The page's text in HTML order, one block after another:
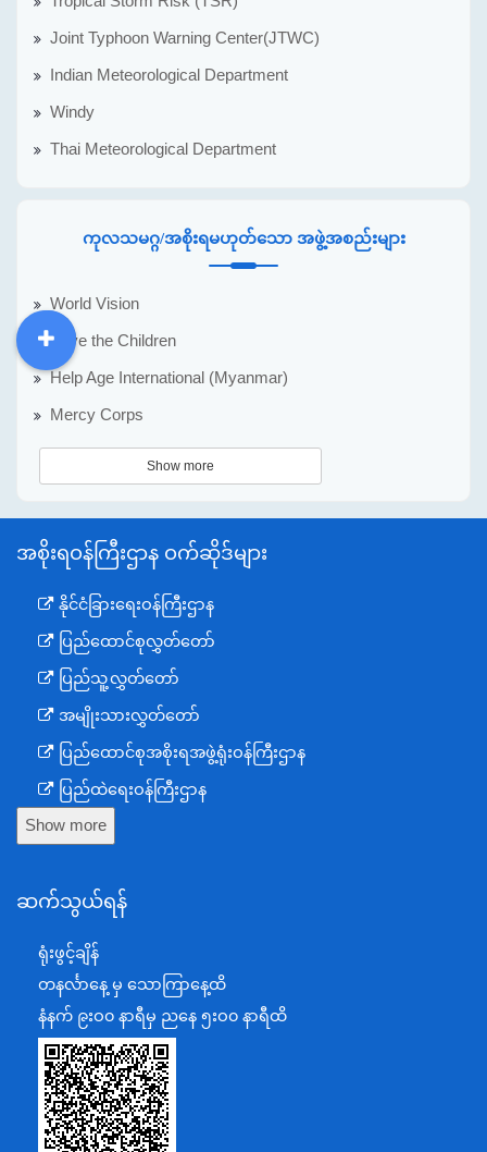
Joint Typhoon Warning Center(JTWC)
Indian Meteorological Department
Windy
Thai Meteorological Department
ကုလသမဂ္ဂ/အစိုးရမဟုတ်သော အဖွဲ့အစည်းများ
World Vision
Save the Children
Help Age International (Myanmar)
Mercy Corps
Show more
အစိုးရဝန်ကြီးဌာန ဝက်ဆိုဒ်များ
နိုင်ငံခြားရေးဝန်ကြီးဌာန
ပြည်ထောင်စုလွှတ်တော်
ပြည်သူ့လွှတ်တော်
အမျိုးသားလွှတ်တော်
ပြည်ထောင်စုအစိုးရအဖွဲ့ရုံးဝန်ကြီးဌာန
ပြည်ထဲရေးဝန်ကြီးဌာန
ကာကွယ်ရေးဝန်ကြီးဌာန
စီမံကိန်း၊ဘဏ္ဍာရေးနှင့်စက်မှုဝန်ကြီးဌာန
အပြည်ပြည်ဆိုင်ရာပူးပေါင်းဆောင်ရွက်ရေးဝန်ကြီးဌာန
ပြန်ကြားရေးဝန်ကြီးဌာန
သာသနာရေးနှင့် ယဉ်ကျေးမှုဝန်ကြီးဌာန
စိုက်ပျိုးရေး၊မွေးမြူရေးနှင့်ဆည်မြောင်းဝန်ကြီးဌာန
ပို့ဆောင်ရေးနှင့်ဆက်သွယ်ရေးဝန်ကြီးဌာန
Show more
ဆက်သွယ်ရန်
ရုံးဖွင့်ချိန်
တနင်္လာနေ့ မှ သောကြာနေ့ထိ
နံနက် ၉းဝ၀ နာရီမှ ညနေ ၅းဝ၀ နာရီထိ
DDM